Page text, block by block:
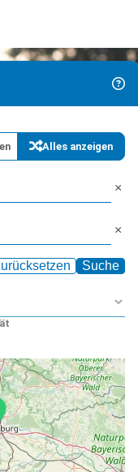
Alles anzeigen
Suche